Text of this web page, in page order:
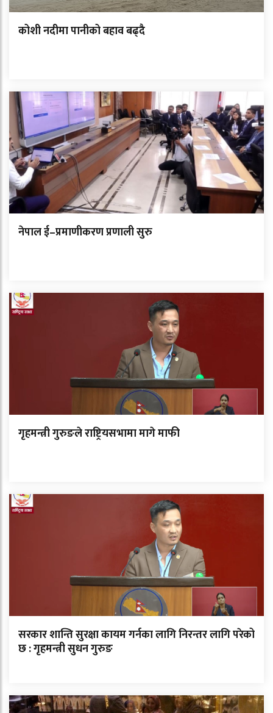
कोशी नदीमा पानीको बहाव बढ्दै
नेपाल ई–प्रमाणीकरण प्रणाली सुरु
गृहमन्त्री गुरुङले राष्ट्रियसभामा मागे माफी
सरकार शान्ति सुरक्षा कायम गर्नका लागि निरन्तर लागि परेको
छ : गृहमन्त्री सुधन गुरुङ